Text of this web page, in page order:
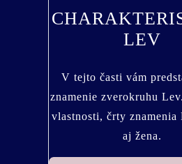
LEV
V tejto časti vám
znamenie zverokruhu
vlastnosti, črty znamenia
aj žena.